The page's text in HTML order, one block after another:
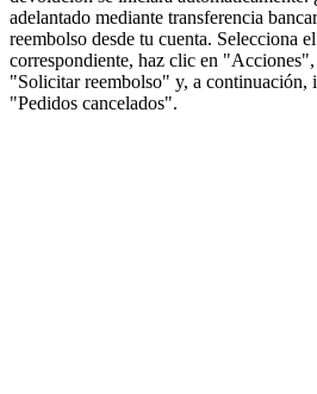
adelantado mediante transferencia
reembolso desde tu cuenta. Selecciona
correspondiente, haz clic en
"Solicitar reembolso" y, a continuación,
"Pedidos cancelados".